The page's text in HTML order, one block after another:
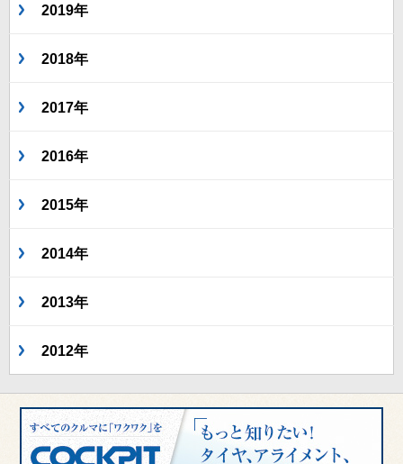
2019年
2018年
2017年
2016年
2015年
2014年
2013年
2012年